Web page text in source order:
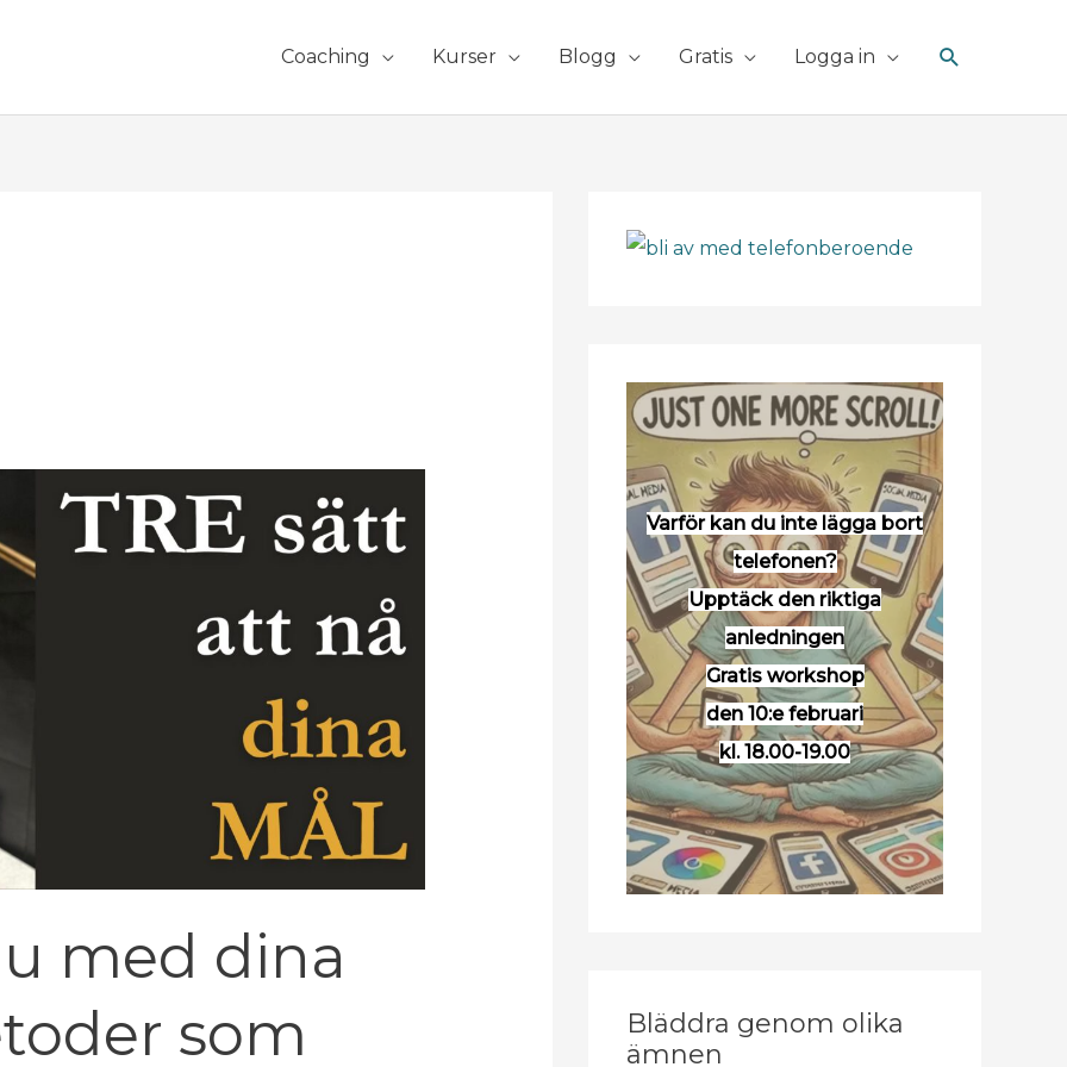
Coaching Kurser Blogg Gratis Logga in Sök
med dina
som
Varför kan du inte lägga bort
telefonen?
Upptäck den riktiga
anledningen
Gratis workshop
den 10:e februari
kl. 18.00-19.00
Bläddra genom olika
ämnen